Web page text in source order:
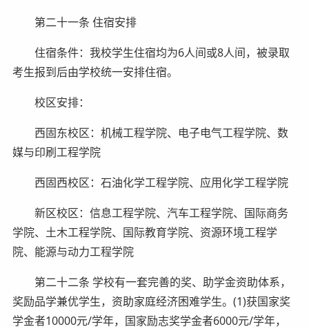
第二十一条 住宿安排
住宿条件：我校学生住宿均为6人间或8人间，被录取
考生报到后由学校统一安排住宿。
校区安排：
西固东校区：机械工程学院、电子电气工程学院、数
媒与印刷工程学院
西固西校区：石油化学工程学院、应用化学工程学院
新区校区：信息工程学院、汽车工程学院、国际商务
学院、土木工程学院、国际教育学院、资源环境工程学
院、能源与动力工程学院
第二十二条 学校有一套完善的奖、助学金资助体系，
奖励品学兼优学生，资助家庭经济困难学生。(1)获国家奖
学金者10000元/学年，国家励志奖学金者6000元/学年，